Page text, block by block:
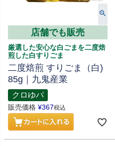
店舗でも販売
厳選した安心な白ごまを二度焙
煎した白すりごま
二度焙煎 すりごま（白)
85g｜九鬼産業
クロゆパ
販売価格 ¥367税込